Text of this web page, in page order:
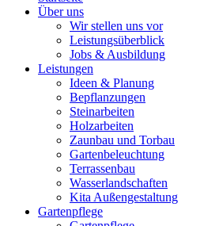
Über uns
Wir stellen uns vor
Leistungsüberblick
Jobs & Ausbildung
Leistungen
Ideen & Planung
Bepflanzungen
Steinarbeiten
Holzarbeiten
Zaunbau und Torbau
Gartenbeleuchtung
Terrassenbau
Wasserlandschaften
Kita Außengestaltung
Gartenpflege